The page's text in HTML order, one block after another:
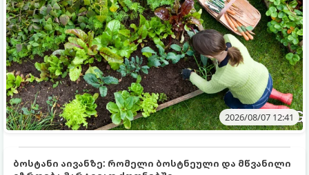
2026/08/07 12:41
ბოსტანი აივანზე: რომელი ბოსტნეული და მწვანილი